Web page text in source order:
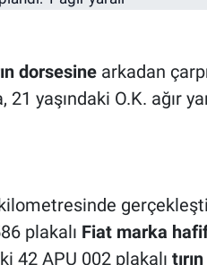
dorsesinearkadan
yaşındaki O.K. ağır
plakalı Fiat marka
42 APU 002 plakalı